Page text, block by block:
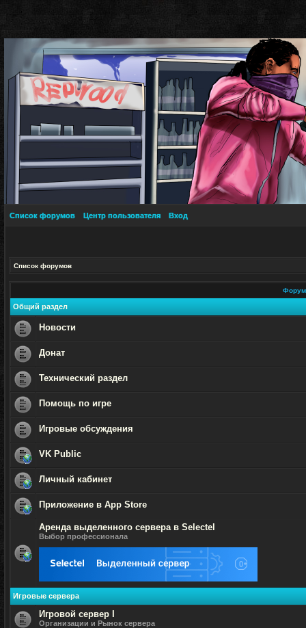
Список форумов Центр пользователя Вход
Список форумов
Общий раздел
непрочитанных
сообщений
Новости
непрочитанных
сообщений
Донат
непрочитанных
сообщений
Технический раздел
непрочитанных
сообщений
Помощь по игре
непрочитанных
сообщений
Игровые обсуждения
непрочитанных
сообщений
VK Public
непрочитанных
сообщений
Личный кабинет
непрочитанных
сообщений
Приложение в App Store
сообщений
Аренда выделенного сервера в Selectel
Выбор профессионала
Игровые сервера
Игровой сервер I
Организации и Рынок сервера